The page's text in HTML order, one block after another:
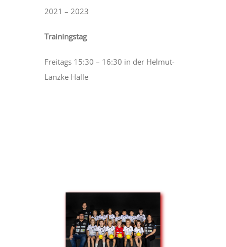
2021 – 2023
Trainingstag
Freitags 15:30 – 16:30 in der Helmut-
Lanzke Halle